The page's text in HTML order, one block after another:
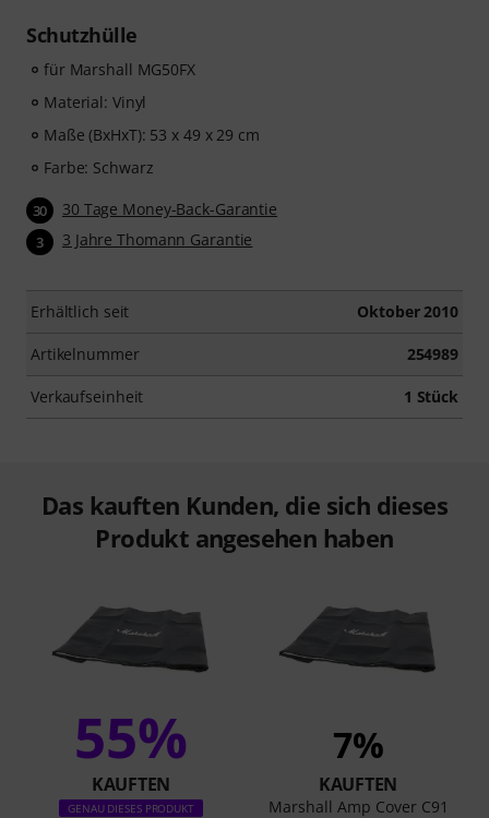
Schutzhülle
für Marshall MG50FX
Material: Vinyl
Maße (BxHxT): 53 x 49 x 29 cm
Farbe: Schwarz
30 30 Tage Money-Back-Garantie
3 3 Jahre Thomann Garantie
Erhältlich seit Oktober 2010
Artikelnummer 254989
Verkaufseinheit 1 Stück
Das kauften Kunden, die sich dieses
Produkt angesehen haben
55%
KAUFTEN
GENAU DIESES PRODUKT
7%
KAUFTEN
Marshall Amp Cover C91